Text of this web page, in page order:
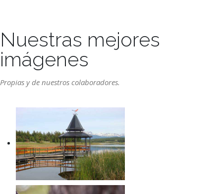
Nuestras mejores
imágenes
Propias y de nuestros colaboradores.